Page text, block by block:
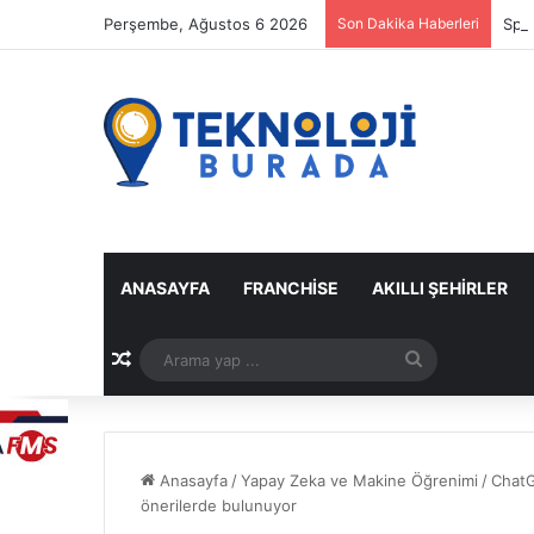
Perşembe, Ağustos 6 2026 Son Dakika Haberleri
ANASAYFA FRANCHISE AKILLI ŞEHIRLER
Rastgele Makale
yap
Anasayfa /Yapay Zeka ve Makine Öğrenimi /
önerilerde bulunuyor